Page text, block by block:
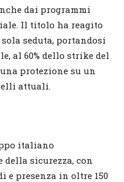
dai programmi
Il titolo ha reagito
seduta, portandosi
al 60% dello strike del
protezione su un
attuali.
italiano
della sicurezza, con
e presenza in oltre 150